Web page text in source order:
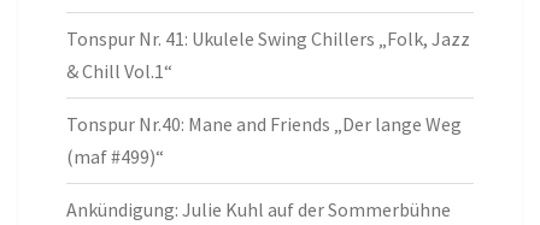
Tonspur Nr. 41: Ukulele Swing Chillers „Folk, Jazz
& Chill Vol.1“
Tonspur Nr.40: Mane and Friends „Der lange Weg
(maf #499)“
Ankündigung: Julie Kuhl auf der Sommerbühne